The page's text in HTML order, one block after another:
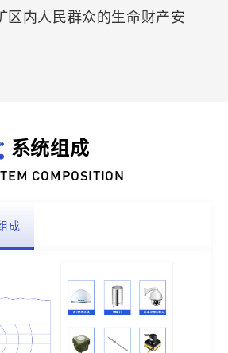
区内人民群众的生命财产安
系统组成
COMPOSITION
成